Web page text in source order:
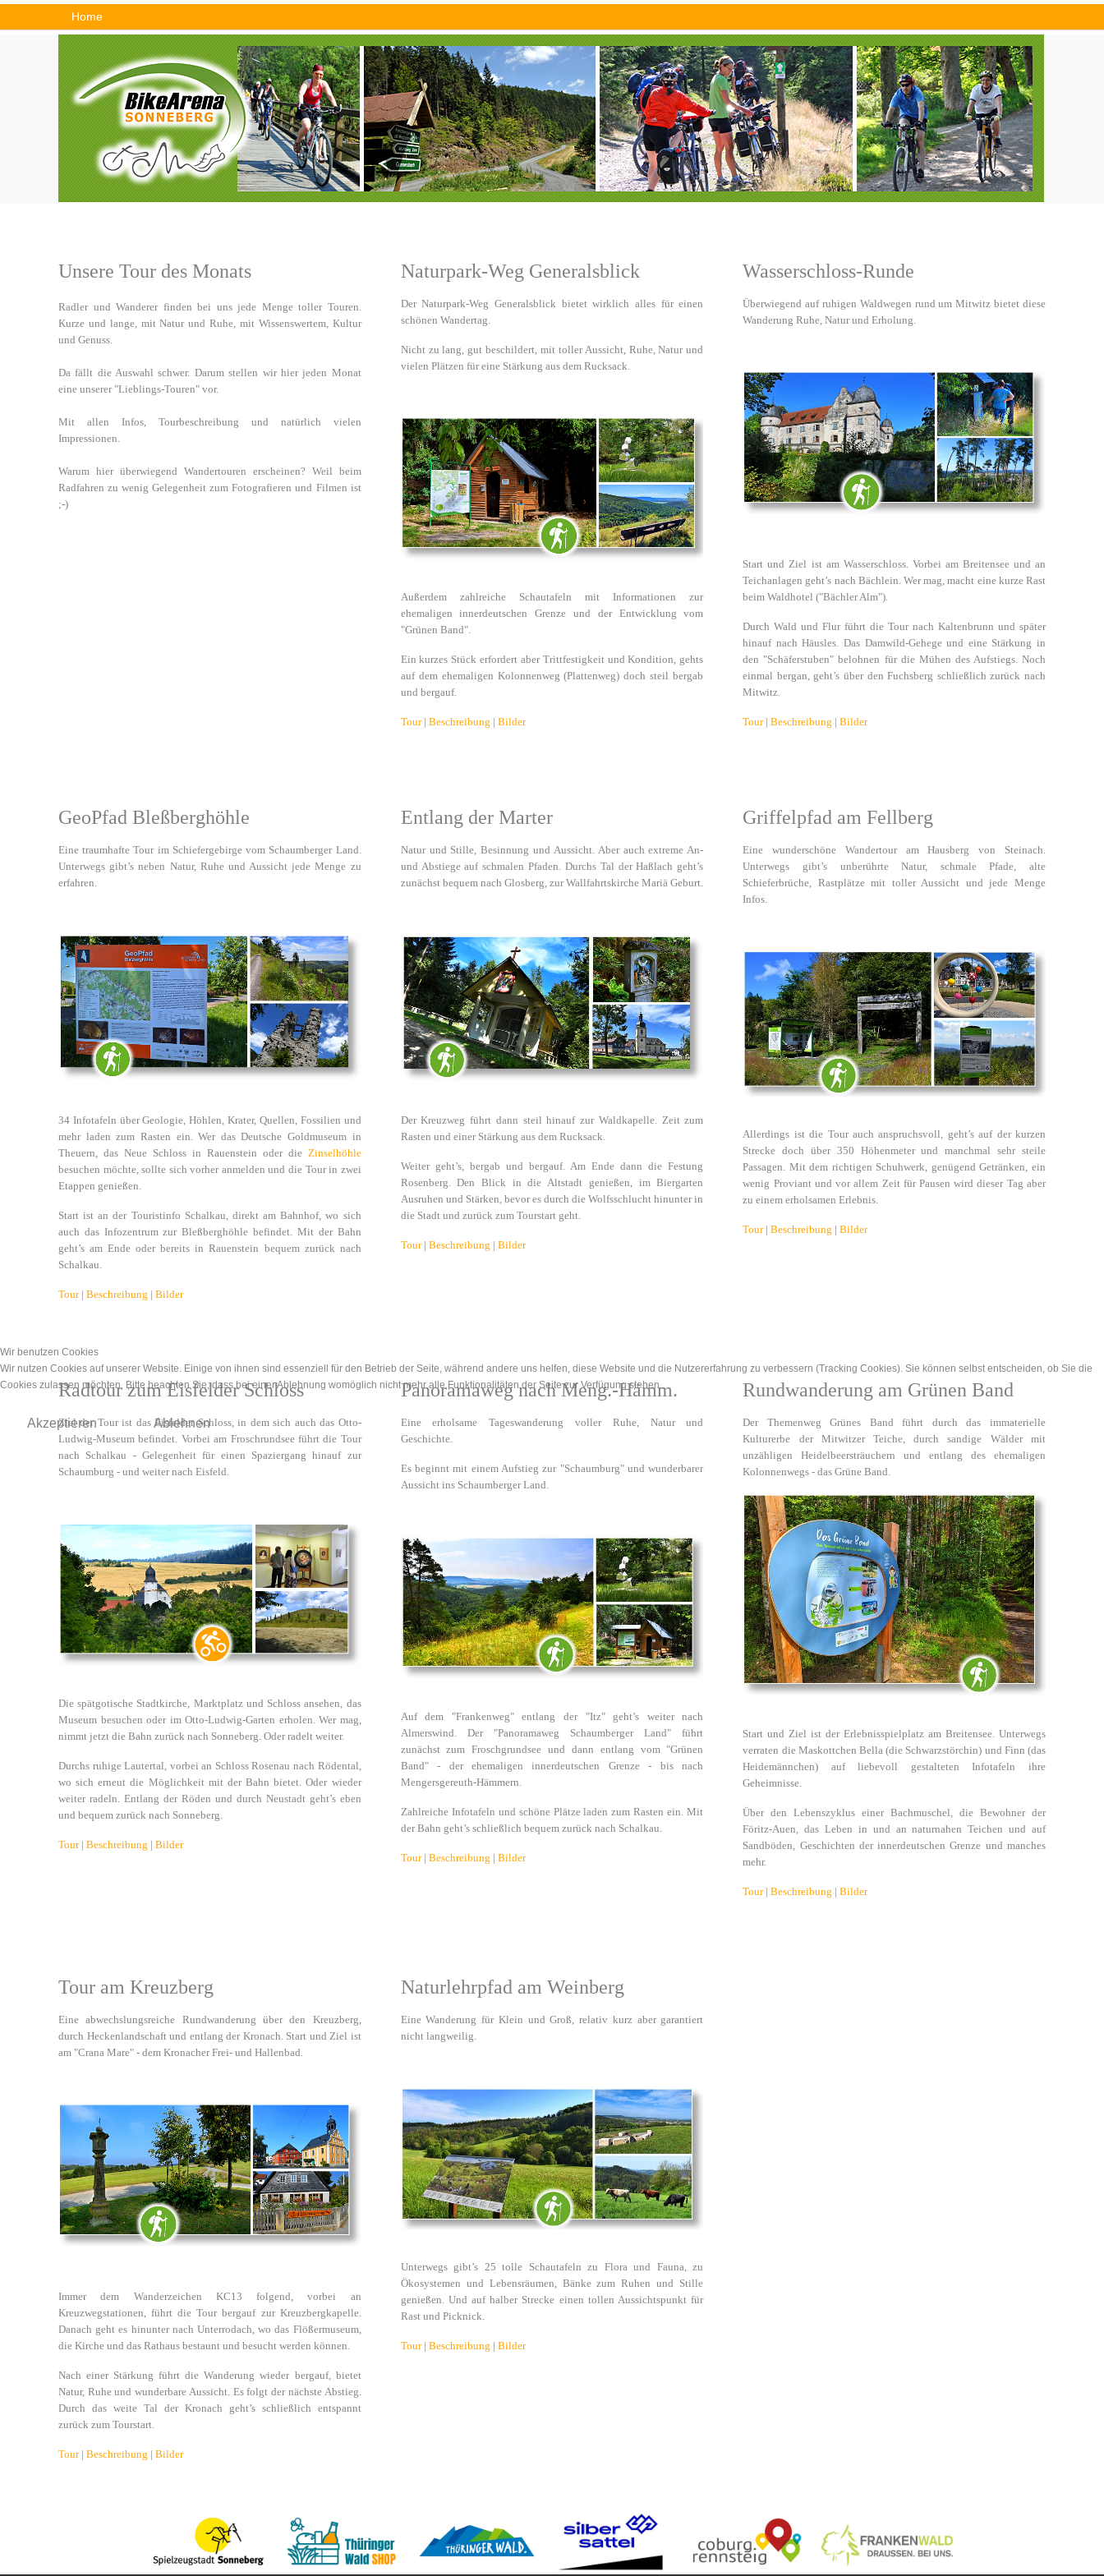
Home
Unsere Tour des Monats
Radler und Wanderer finden bei uns jede Menge toller Touren.
Kurze und lange, mit Natur und Ruhe, mit Wissenswertem, Kultur
und Genuss.
Da fällt die Auswahl schwer. Darum stellen wir hier jeden Monat
eine unserer "Lieblings-Touren" vor.
Mit allen Infos, Tourbeschreibung und natürlich vielen
Impressionen.
Warum hier überwiegend Wandertouren erscheinen? Weil beim
Radfahren zu wenig Gelegenheit zum Fotografieren und Filmen ist
;-)
Naturpark-Weg Generalsblick
Der Naturpark-Weg Generalsblick bietet wirklich alles für einen
schönen Wandertag.
Nicht zu lang, gut beschildert, mit toller Aussicht, Ruhe, Natur und
vielen Plätzen für eine Stärkung aus dem Rucksack.
Außerdem zahlreiche Schautafeln mit Informationen zur
ehemaligen innerdeutschen Grenze und der Entwicklung vom
"Grünen Band".
Ein kurzes Stück erfordert aber Trittfestigkeit und Kondition, gehts
auf dem ehemaligen Kolonnenweg (Plattenweg) doch steil bergab
und bergauf.
Tour | Beschreibung | Bilder
Wasserschloss-Runde
Überwiegend auf ruhigen Waldwegen rund um Mitwitz bietet diese
Wanderung Ruhe, Natur und Erholung.
Start und Ziel ist am Wasserschloss. Vorbei am Breitensee und an
Teichanlagen geht’s nach Bächlein. Wer mag, macht eine kurze Rast
beim Waldhotel ("Bächler Alm").
Durch Wald und Flur führt die Tour nach Kaltenbrunn und später
hinauf nach Häusles. Das Damwild-Gehege und eine Stärkung in
den "Schäferstuben" belohnen für die Mühen des Aufstiegs. Noch
einmal bergan, geht’s über den Fuchsberg schließlich zurück nach
Mitwitz.
Tour|Beschreibung |Bilder
GeoPfad Bleßberghöhle
Eine traumhafte Tour im Schiefergebirge vom Schaumberger Land.
Unterwegs gibt’s neben Natur, Ruhe und Aussicht jede Menge zu
erfahren.
34 Infotafeln über Geologie, Höhlen, Krater, Quellen, Fossilien und
mehr laden zum Rasten ein. Wer das Deutsche Goldmuseum in
Theuern, das Neue Schloss in Rauenstein oder die Zinselhöhle
besuchen möchte, sollte sich vorher anmelden und die Tour in zwei
Etappen genießen.
Start ist an der Touristinfo Schalkau, direkt am Bahnhof, wo sich
auch das Infozentrum zur Bleßberghöhle befindet. Mit der Bahn
geht’s am Ende oder bereits in Rauenstein bequem zurück nach
Schalkau.
Tour | Beschreibung | Bilder
Entlang der Marter
Natur und Stille, Besinnung und Aussicht. Aber auch extreme An-
und Abstiege auf schmalen Pfaden. Durchs Tal der Haßlach geht’s
zunächst bequem nach Glosberg, zur Wallfahrtskirche Mariä Geburt.
Der Kreuzweg führt dann steil hinauf zur Waldkapelle. Zeit zum
Rasten und einer Stärkung aus dem Rucksack.
Weiter geht’s, bergab und bergauf. Am Ende dann die Festung
Rosenberg. Den Blick in die Altstadt genießen, im Biergarten
Ausruhen und Stärken, bevor es durch die Wolfsschlucht hinunter in
die Stadt und zurück zum Tourstart geht.
Tour | Beschreibung | Bilder
Griffelpfad am Fellberg
Eine wunderschöne Wandertour am Hausberg von Steinach.
Unterwegs gibt’s unberührte Natur, schmale Pfade, alte
Schieferbrüche, Rastplätze mit toller Aussicht und jede Menge
Infos.
Allerdings ist die Tour auch anspruchsvoll, geht’s auf der kurzen
Strecke doch über 350 Höhenmeter und manchmal sehr steile
Passagen. Mit dem richtigen Schuhwerk, genügend Getränken, ein
wenig Proviant und vor allem Zeit für Pausen wird dieser Tag aber
zu einem erholsamen Erlebnis.
Tour | Beschreibung | Bilder
Radtour zum Eisfelder Schloss
Ziel der Tour ist das Eisfelder Schloss, in dem sich auch das Otto-
Ludwig-Museum befindet. Vorbei am Froschrundsee führt die Tour
nach Schalkau - Gelegenheit für einen Spaziergang hinauf zur
Schaumburg - und weiter nach Eisfeld.
Die spätgotische Stadtkirche, Marktplatz und Schloss ansehen, das
Museum besuchen oder im Otto-Ludwig-Garten erholen. Wer mag,
nimmt jetzt die Bahn zurück nach Sonneberg. Oder radelt weiter.
Durchs ruhige Lautertal, vorbei an Schloss Rosenau nach Rödental,
wo sich erneut die Möglichkeit mit der Bahn bietet. Oder wieder
weiter radeln. Entlang der Röden und durch Neustadt geht’s eben
und bequem zurück nach Sonneberg.
Tour | Beschreibung | Bilder
Panoramaweg nach Meng.-Hämm.
Eine erholsame Tageswanderung voller Ruhe, Natur und
Geschichte.
Es beginnt mit einem Aufstieg zur "Schaumburg" und wunderbarer
Aussicht ins Schaumberger Land.
Auf dem "Frankenweg" entlang der "Itz" geht’s weiter nach
Almerswind. Der "Panoramaweg Schaumberger Land" führt
zunächst zum Froschgrundsee und dann entlang vom "Grünen
Band" - der ehemaligen innerdeutschen Grenze - bis nach
Mengersgereuth-Hämmern.
Zahlreiche Infotafeln und schöne Plätze laden zum Rasten ein. Mit
der Bahn geht’s schließlich bequem zurück nach Schalkau.
Tour | Beschreibung | Bilder
Rundwanderung am Grünen Band
Der Themenweg Grünes Band führt durch das immaterielle
Kulturerbe der Mitwitzer Teiche, durch sandige Wälder mit
unzähligen Heidelbeersträuchern und entlang des ehemaligen
Kolonnenwegs - das Grüne Band.
Start und Ziel ist der Erlebnisspielplatz am Breitensee. Unterwegs
verraten die Maskottchen Bella (die Schwarzstörchin) und Finn (das
Heidemännchen) auf liebevoll gestalteten Infotafeln ihre
Geheimnisse.
Über den Lebenszyklus einer Bachmuschel, die Bewohner der
Föritz-Auen, das Leben in und an naturnahen Teichen und auf
Sandböden, Geschichten der innerdeutschen Grenze und manches
mehr.
Tour | Beschreibung | Bilder
Tour am Kreuzberg
Eine abwechslungsreiche Rundwanderung über den Kreuzberg,
durch Heckenlandschaft und entlang der Kronach. Start und Ziel ist
am "Crana Mare" - dem Kronacher Frei- und Hallenbad.
Immer dem Wanderzeichen KC13 folgend, vorbei an
Kreuzwegstationen, führt die Tour bergauf zur Kreuzbergkapelle.
Danach geht es hinunter nach Unterrodach, wo das Flößermuseum,
die Kirche und das Rathaus bestaunt und besucht werden können.
Nach einer Stärkung führt die Wanderung wieder bergauf, bietet
Natur, Ruhe und wunderbare Aussicht. Es folgt der nächste Abstieg.
Durch das weite Tal der Kronach geht’s schließlich entspannt
zurück zum Tourstart.
Tour| Beschreibung | Bilder
Naturlehrpfad am Weinberg
Eine Wanderung für Klein und Groß, relativ kurz aber garantiert
nicht langweilig.
Unterwegs gibt’s 25 tolle Schautafeln zu Flora und Fauna, zu
Ökosystemen und Lebensräumen, Bänke zum Ruhen und Stille
genießen. Und auf halber Strecke einen tollen Aussichtspunkt für
Rast und Picknick.
Tour | Beschreibung | Bilder
Wir benutzen Cookies
Wir nutzen Cookies auf unserer Website. Einige von ihnen sind essenziell für den Betrieb der Seite, während andere uns helfen, diese Website und die Nutzererfahrung zu verbessern (Tracking Cookies). Sie können selbst entscheiden, ob Sie die
Cookies zulassen möchten. Bitte beachten Sie, dass bei einer Ablehnung womöglich nicht mehr alle Funktionalitäten der Seite zur Verfügung stehen.
Akzeptieren Ablehnen